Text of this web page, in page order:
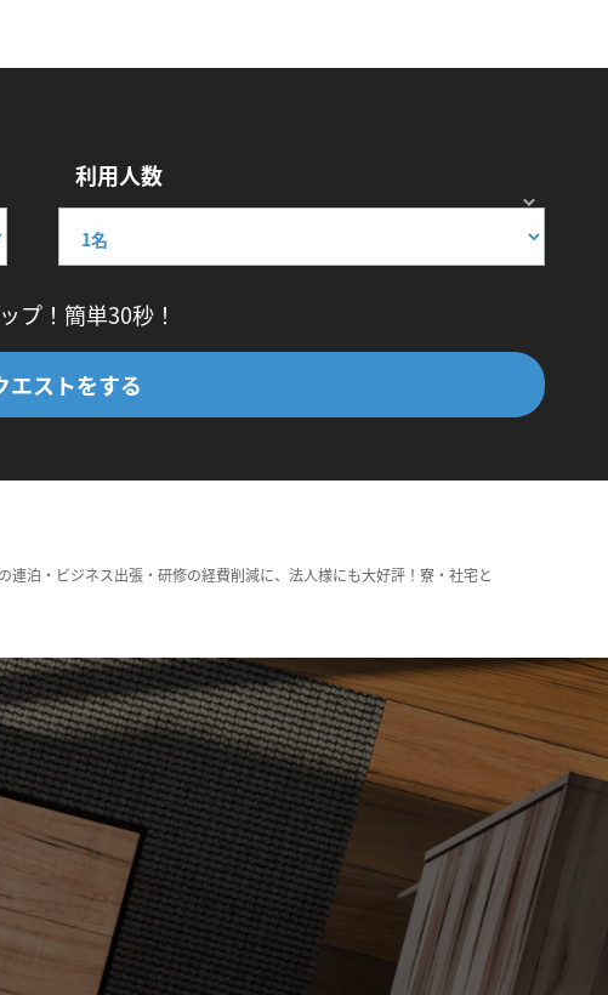
利用人数
プ！簡単30秒！
エストをする
泊・ビジネス出張・研修の経費削減に、法人様にも大好評！寮・社宅と